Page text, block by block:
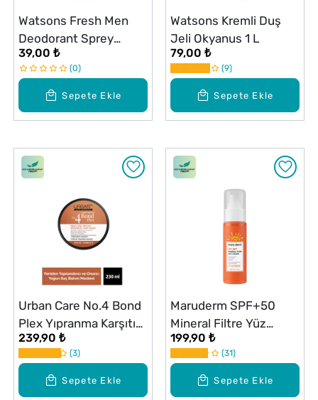
Sepete Ekle
Watsons Fresh Men
Deodorant Sprey
Pudrasız 150 ml
39,00 ₺
0
Sepete Ekle
Watsons Kremli Duş
Jeli Okyanus 1 L
79,00 ₺
9
Sepete Ekle
Urban Care No.4 Bond
Plex Yıpranma Karşıtı
Yoğun Onarım Maskesi
230 ml
239,90 ₺
3
Sepete Ekle
Maruderm SPF+50
Mineral Filtre Yüz
Güneş Kremi 50 ml
199,90 ₺
31